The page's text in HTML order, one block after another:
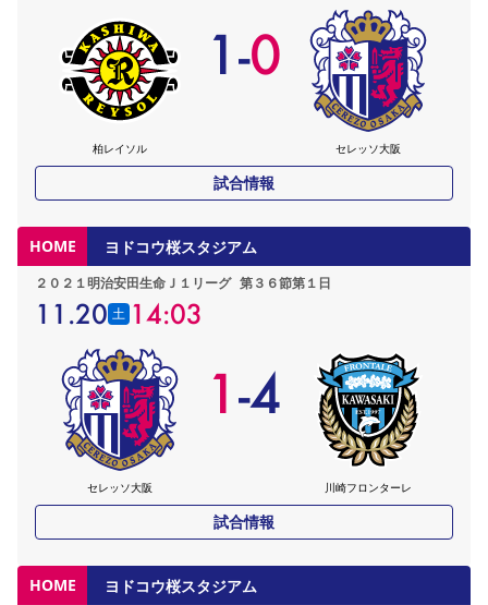
柏レイソル
1-0
セレッソ大阪
試合情報
HOME ヨドコウ桜スタジアム
２０２１明治安田生命Ｊ１リーグ 第３６節第１日
11.20 土 14:03
セレッソ大阪
1-4
川崎フロンターレ
試合情報
HOME ヨドコウ桜スタジアム